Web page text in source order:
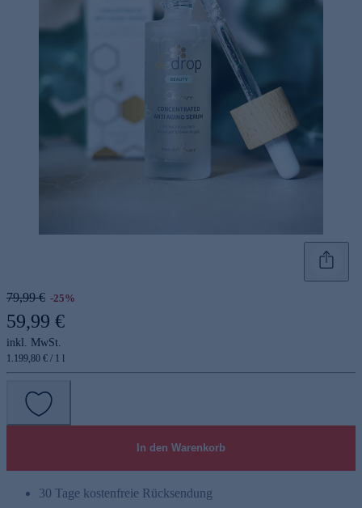
79,99 € -25%
59,99 €
inkl. MwSt.
1.199,80 € / 1 l
In den Warenkorb
30 Tage kostenfreie Rücksendung